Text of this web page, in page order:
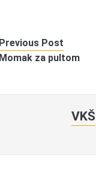
Previous Post
Momak za pultom
VKŠ